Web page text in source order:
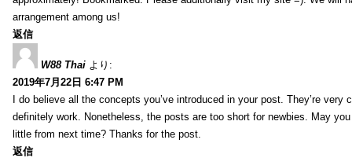
arrangement among us!
返信
W88 Thai より:
2019年7月22日 6:47 PM
I do believe all the concepts you’ve introduced in your post. They’re very
definitely work. Nonetheless, the posts are too short for newbies. May
little from next time? Thanks for the post.
返信